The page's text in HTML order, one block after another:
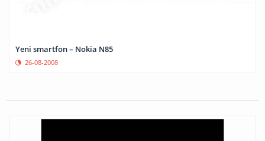
Yeni smartfon – Nokia N85
26-08-2008